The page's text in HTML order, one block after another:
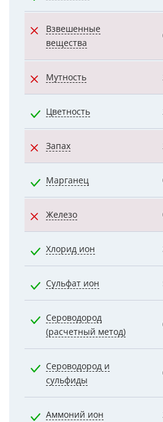
Взвешенные
вещества
Мутность
Цветность
Запах
Марганец
Железо
Хлорид ион
Сульфат ион
Сероводород
(расчетный метод)
Сероводород и
сульфиды
Аммоний ион